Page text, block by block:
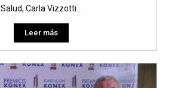
Salud, Carla Vizzotti...
Leer más